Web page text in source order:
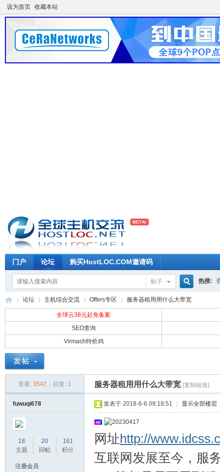
设为首页 收藏本站
门户 论坛 购买HostLOC.COM邀请码
帖子
搜
热搜:
论坛 主机综合交流
›
Offers专区 服务器租用用什么大带宽
全球云38元起免备案
SEO查询
Virmach特价鸡
查看: 3542 回复: 1 服务器租用用什么大带宽 [复制链接]
fuwuqi678
18
主题
20
回帖
161
积分
注册会员
发表于 2018-6-6 09:18:51 显示全部楼层
网址http://
互联网发展至今，服